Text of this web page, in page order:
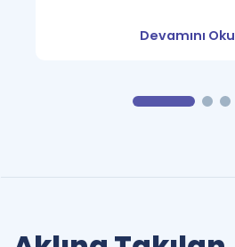
Devamını Oku